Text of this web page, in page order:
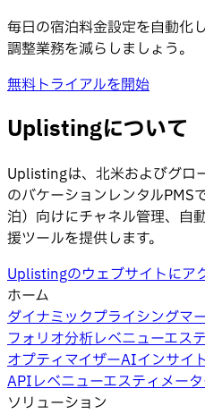
毎日の宿泊料金設定を自動化
調整業務を減らしましょう。
無料トライアルを開始
Uplistingについて
Uplistingは、北米およびグロ
のバケーションレンタルPMS
泊）向けにチャネル管理、自
援ツールを提供します。
Uplistingのウェブサイトにア
ホーム
ダイナミックプライシングマ
フォリオ分析レベニューエス
オプティマイザーAIインサイ
APIレベニューエスティメー
ソリューション